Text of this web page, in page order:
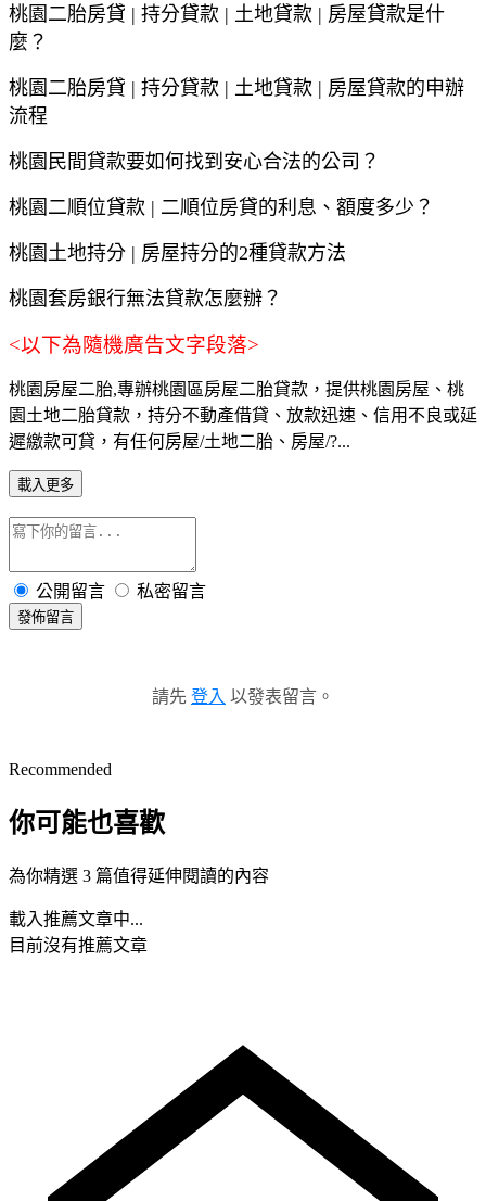
桃園 二胎房貸 | 持分貸款 | 土地貸款 | 房屋貸款是什
麼？
桃園 二胎房貸 | 持分貸款 | 土地貸款 | 房屋貸款的申辦
流程
桃園 民間貸款要如何找到安心合法的公司？
桃園 二順位貸款 | 二順位房貸的利息、額度多少？
桃園 土地持分 | 房屋持分的2種貸款方法
桃園套房銀行無法貸款怎麼辦？
<以下為隨機廣告文字段落>
桃園房屋二胎,專辦桃園區房屋二胎貸款，提供桃園房屋、桃
園土地二胎貸款，持分不動產借貸、放款迅速、信用不良或延
遲繳款可貸，有任何房屋/土地二胎、房屋/?...
載入更多
公開留言 私密留言
發佈留言
請先 登入 以發表留言。
Recommended
你可能也喜歡
為你精選 3 篇值得延伸閱讀的內容
載入推薦文章中...
目前沒有推薦文章